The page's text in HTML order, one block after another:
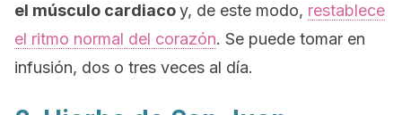
el músculo cardiacoy, de este modo, restablece
el ritmo normal del corazón. Se puede tomar en
infusión, dos o tres veces al día.